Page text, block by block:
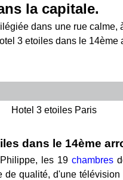
la capitale.
dans une rue
3 etoiles dans le 14ème
Hotel 3 etoiles Paris
dans le 14ème
les 19 chambres
qualité, d'une